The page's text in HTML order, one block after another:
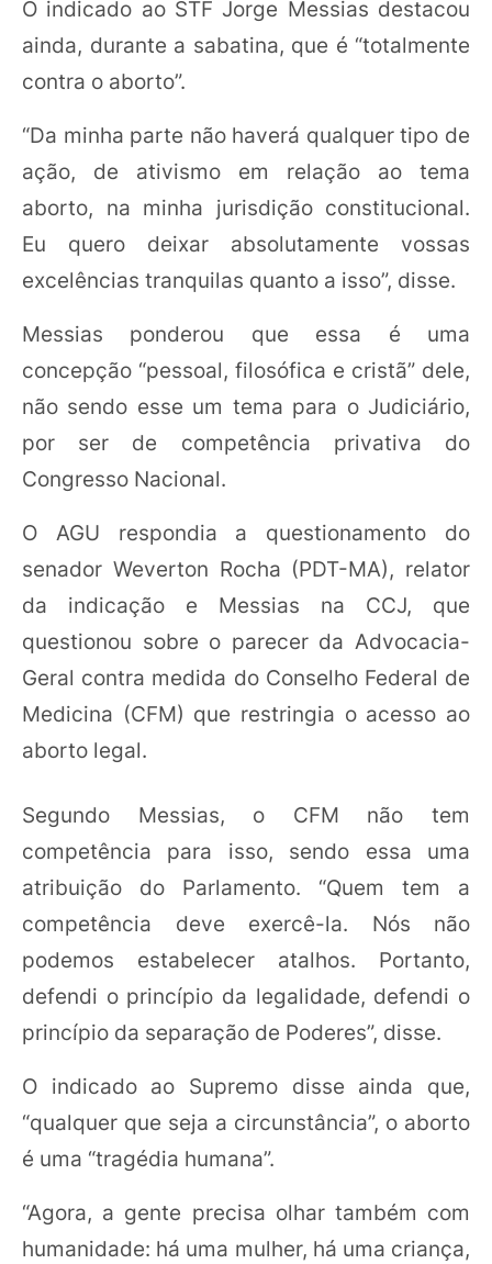
O indicado ao STF Jorge Messias destacou
ainda, durante a sabatina, que é “totalmente
contra o aborto”.
“Da minha parte não haverá qualquer tipo de
ação, de ativismo em relação ao tema
aborto, na minha jurisdição constitucional.
Eu quero deixar absolutamente vossas
excelências tranquilas quanto a isso”, disse.
Messias ponderou que essa é uma
concepção “pessoal, filosófica e cristã” dele,
não sendo esse um tema para o Judiciário,
por ser de competência privativa do
Congresso Nacional.
O AGU respondia a questionamento do
senador Weverton Rocha (PDT-MA), relator
da indicação e Messias na CCJ, que
questionou sobre o parecer da Advocacia-
Geral contra medida do Conselho Federal de
Medicina (CFM) que restringia o acesso ao
aborto legal.
Segundo Messias, o CFM não tem
competência para isso, sendo essa uma
atribuição do Parlamento. “Quem tem a
competência deve exercê-la. Nós não
podemos estabelecer atalhos. Portanto,
defendi o princípio da legalidade, defendi o
princípio da separação de Poderes”, disse.
O indicado ao Supremo disse ainda que,
“qualquer que seja a circunstância”, o aborto
é uma “tragédia humana”.
“Agora, a gente precisa olhar também com
humanidade: há uma mulher, há uma criança,